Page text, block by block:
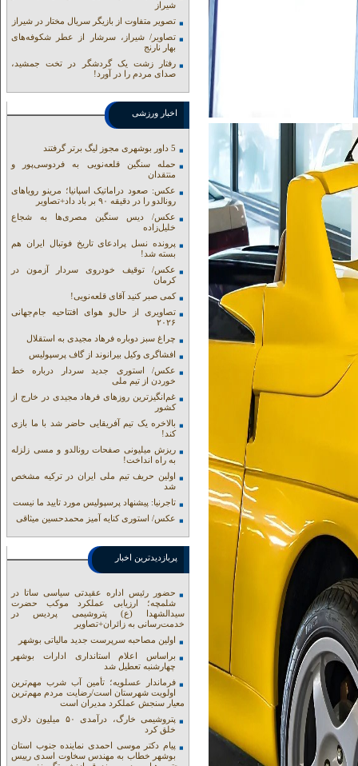
شیراز
تصویر متفاوت از بازیگر سریال مختار در شیراز
تصاویر/ شیراز، سرشار از عطر شکوفه‌های
بهار نارنج
رفتار زشت یک گردشگر در تخت جمشید،
صدای مردم را در آورد!
اخبار ورزشی
5 داور بوشهری مجوز لیگ برتر گرفتند
حمله سنگین قلعه‌نویی به فردوسی‌پور و
منتقدان
عکس: صعود دراماتیک اسپانیا؛ مرینو رویاهای
رونالدو را در دقیقه ۹۰ بر باد داد+تصاویر
عکس/ دیس سنگین مصری‌ها به شجاع
خلیل‌زاده
پرونده نسل پرادعای تاریخ فوتبال ایران هم
بسته شد!
عکس/ توقیف خودروی سردار آزمون در
کرمان
کمی صبر کنید آقای قلعه‌نویی!
تصاویری از حال‌و هوای افتتاحیه جام‌جهانی
۲۰۲۶
چراغ سبز دوباره فرهاد مجیدی به استقلال
افشاگری وکیل بیرانوند از گاف‌ پرسپولیس
عکس/ استوری جدید سردار درباره خط
خوردن از تیم ملی
غم‌انگیزترین روزهای فرهاد مجیدی در خارج از
کشور
بالاخره یک تیم آفریقایی حاضر شد با ما بازی
کند!
ریزش میلیونی صفحات رونالدو و مسی زلزله
به راه انداخت!
اولین حریف تیم ملی ایران در ترکیه مشخص
شد
تاجرنیا: پیشنهاد پرسپولیس مورد تایید ما نیست
عکس/ استوری کنایه آمیز محمدحسین میثاقی
پربازدیدترین اخبار
حضور رئیس اداره عقیدتی سیاسی ساتا در
شلمچه؛ ارزیابی عملکرد موکب حضرت
سیدالشهدا (ع) پتروشیمی پردیس در
خدمت‌رسانی به زائران+تصاویر
اولین مصاحبه سرپرست جدید مالیاتی بوشهر
براساس اعلام استانداری ادارات بوشهر
چهارشنبه تعطیل شد
فرماندار عسلویه؛ تأمین آب شرب مهم‌ترین
اولویت شهرستان است/رضایت مردم مهم‌ترین
معیار سنجش عملکرد مدیران است
پتروشیمی خارگ، درآمدی ۵۰ میلیون دلاری
خلق کرد
پیام دکتر موسی احمدی نماینده جنوب استان
بوشهر خطاب به مهندس سخاوت اسدی رییس